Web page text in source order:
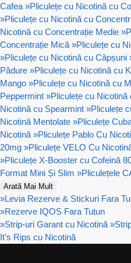
Cafea »Pliculețe cu Nicotină cu
»Pliculețe cu Nicotină cu
Nicotină cu Concentrație Medie »
Concentrație Mică »Pliculețe cu
»Pliculețe cu Nicotină cu Căpșuni
Pădure »Pliculețe cu Nicotină cu
Mango »Pliculețe cu Nicotină cu
Peppermint »Pliculețe cu Nicotină
Nicotină cu Spearmint »Pliculețe
Nicotină Mentolate »Pliculețe
Nicotină »Pliculețe Pablo Cu
20mg »Pliculețe VELO Cu
»Pliculețe X-Booster cu Cofeină
Format Mini Și Slim »Pliculețele
Arată Mai Mult
»Levia Rezerve & Stickuri Fara
»Rezerve IQOS Fara Tutun
»Strip-uri Garant cu Nicotină »
It's Rips cu Nicotină